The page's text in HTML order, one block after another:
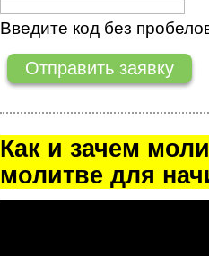
Введите код без
Как и зачем
молитве для